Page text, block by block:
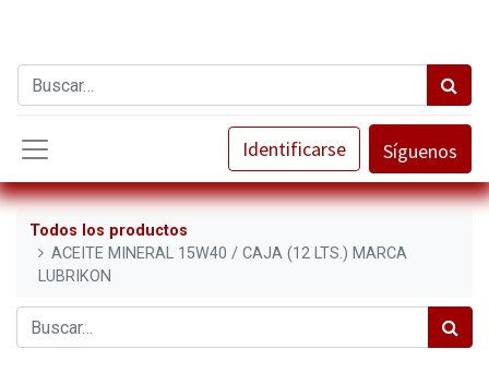
Identificarse Síguenos
Todos los productos
ACEITE MINERAL 15W40 / CAJA (12 LTS.) MARCA
LUBRIKON